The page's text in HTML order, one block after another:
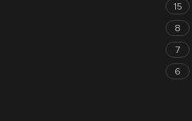
15
8
7
6